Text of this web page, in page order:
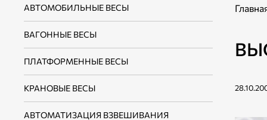
АВТОМОБИЛЬНЫЕ ВЕСЫ
ВАГОННЫЕ ВЕСЫ
ПЛАТФОРМЕННЫЕ ВЕСЫ
КРАНОВЫЕ ВЕСЫ
АВТОМАТИЗАЦИЯ ВЗВЕШИВАНИЯ